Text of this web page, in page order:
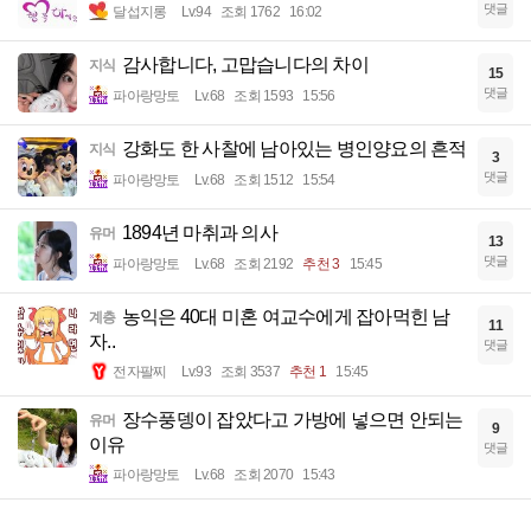
달섭지롱 Lv.94 조회 1762 16:02 댓글
지식 감사합니다, 고맙습니다의 차이
파아랑망토 Lv.68 조회 1593 15:56
15
댓글
지식 강화도 한 사찰에 남아있는 병인양요의 흔적
파아랑망토 Lv.68 조회 1512 15:54
3
댓글
유머 1894년 마취과 의사
파아랑망토 Lv.68 조회 2192 추천 3 15:45
13
댓글
계층 농익은 40대 미혼 여교수에게 잡아먹힌 남
자..
전자팔찌 Lv.93 조회 3537 추천 1 15:45
11
댓글
유머 장수풍뎅이 잡았다고 가방에 넣으면 안되는
이유
파아랑망토 Lv.68 조회 2070 15:43
9
댓글